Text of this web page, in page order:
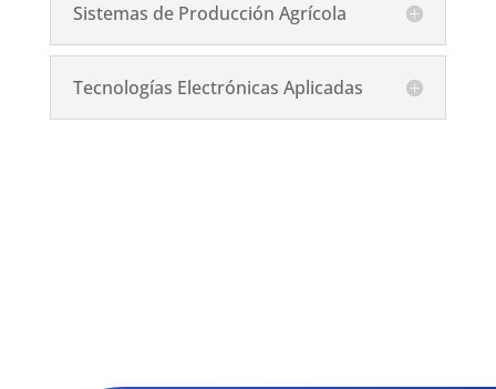
Sistemas de Producción Agrícola
Tecnologías Electrónicas Aplicadas